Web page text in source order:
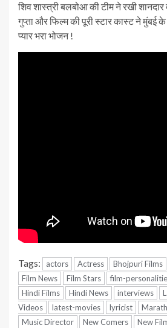
शिव शास्त्री बलबोआ की टीम ने रखी
गुप्ता और फिल्म की पूरी स्टार कास्ट ने मुंबई के
प्यार भरा भोजन !
Tags: actors Actress Bhojpuri Films
Film News
Film Stars film-
Hindi Films
Hindi News interviews
Videos
latest-movies lyricist
Music Director
New Comers New